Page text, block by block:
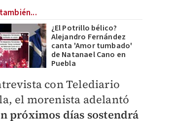
¿El Potrillo bélico?
Alejandro Fernández
canta 'Amor tumbado'
de Natanael Cano en
Puebla
con Telediario
el morenista adelantó
próximos días sostendrá